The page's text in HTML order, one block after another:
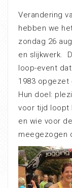
Verandering
hebben we
zondag 26
en slijkwerk.
loop-event
1983
Hun doel:
voor tijd loopt
en wie voor
meegezogen